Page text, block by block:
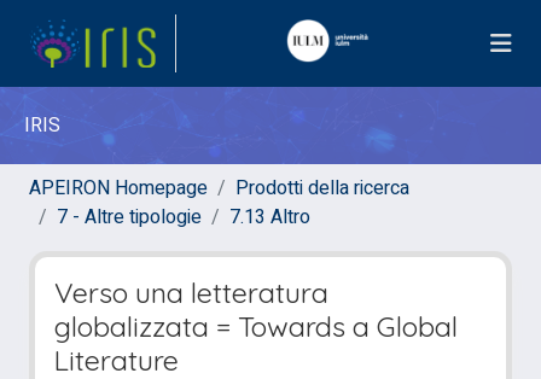
IRIS
APEIRON Homepage
Prodotti della ricerca
7 - Altre tipologie
7.13 Altro
Verso una letteratura
globalizzata = Towards a Global
Literature